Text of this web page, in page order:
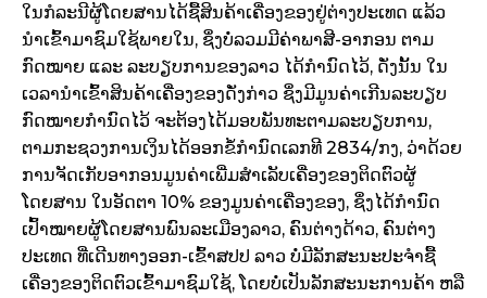
ໃນກໍລະນີຜູ້ໂດຍສານໄດ້ຊື້ສິນຄ້າເຄື່ອງຂອງຢູ່ຕ່າງປະເທດ ແລ້ວ
ນຳເຂົ້າມາຊົມໃຊ້ພາຍໃນ, ຊຶ່ງບໍ່ລວມມີຄ່າພາສີ-ອາກອນ ຕາມ
ກົດໝາຍ ແລະ ລະບຽບການຂອງລາວ ໄດ້ກຳນົດໄວ້, ດັ່ງນັ້ນ ໃນ
ເວລານຳເຂົ້າສິນຄ້າເຄື່ອງຂອງດັ່ງກ່າວ ຊຶ່ງມີມູນຄ່າເກີນລະບຽບ
ກົດໝາຍກຳນົດໄວ້ ຈະຕ້ອງໄດ້ມອບພັນທະຕາມລະບຽບການ,
ຕາມກະຊວງການເງິນໄດ້ອອກຂໍ້ກຳນົດເລກທີ 2834/ກງ, ວ່າດ້ວຍ
ການຈັດເກັບອາກອນມູນຄ່າເພີ່ມສຳເລັບເຄື່ອງຂອງຕິດຕົວຜູ້
ໂດຍສານ ໃນອັດຕາ 10% ຂອງມູນຄ່າເຄື່ອງຂອງ, ຊຶ່ງໄດ້ກຳນົດ
ເປົ້າໝາຍຜູ້ໂດຍສານພົນລະເມືອງລາວ, ຄົນຕ່າງດ້າວ, ຄົນຕ່າງ
ປະເທດ ທີ່ເດີນທາງອອກ-ເຂົ້າສປປ ລາວ ບໍ່ມີລັກສະນະປະຈຳຊື້
ເຄື່ອງຂອງຕິດຕົວເຂົ້າມາຊົມໃຊ້, ໂດຍບໍ່ເປັນລັກສະນະການຄ້າ ຫລື